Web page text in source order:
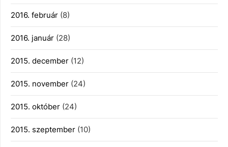
2016. február (8)
2016. január (28)
2015. december (12)
2015. november (24)
2015. október (24)
2015. szeptember (10)